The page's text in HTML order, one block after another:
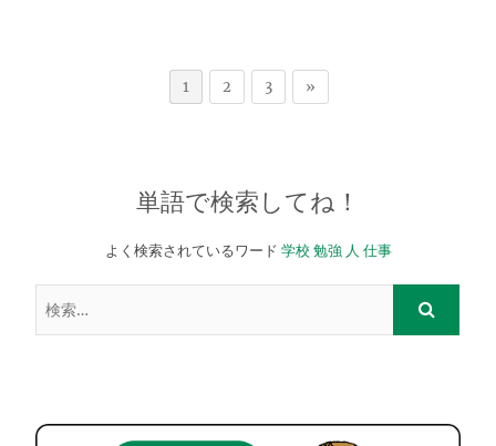
1 2 3 »
単語で検索してね！
よく検索されているワード 学校 勉強 人 仕事